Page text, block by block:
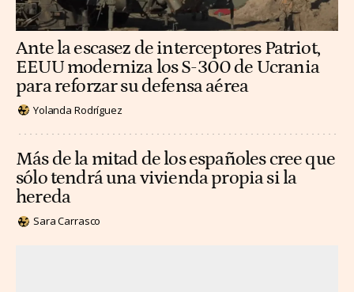
Ante la escasez de interceptores Patriot,
EEUU moderniza los S-300 de Ucrania
para reforzar su defensa aérea
Yolanda Rodríguez
Más de la mitad de los españoles cree que
sólo tendrá una vivienda propia si la
hereda
Sara Carrasco